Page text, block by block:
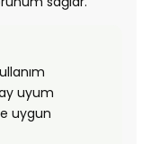
uyum
uygun